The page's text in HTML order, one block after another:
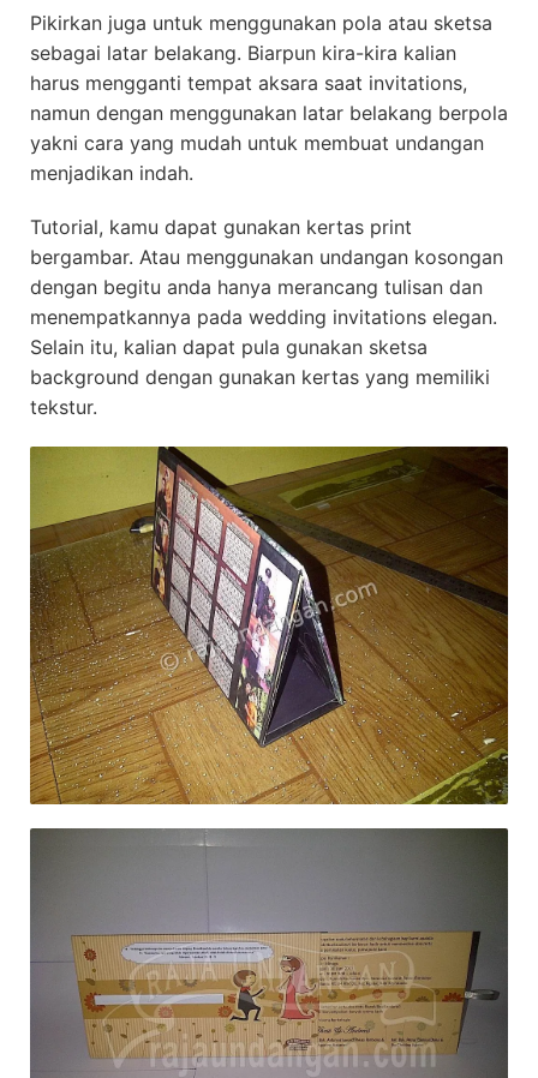
Pikirkan juga untuk menggunakan pola atau sketsa
sebagai latar belakang. Biarpun kira-kira kalian
harus mengganti tempat aksara saat invitations,
namun dengan menggunakan latar belakang berpola
yakni cara yang mudah untuk membuat undangan
menjadikan indah.
Tutorial, kamu dapat gunakan kertas print
bergambar. Atau menggunakan undangan kosongan
dengan begitu anda hanya merancang tulisan dan
menempatkannya pada wedding invitations elegan.
Selain itu, kalian dapat pula gunakan sketsa
background dengan gunakan kertas yang memiliki
tekstur.